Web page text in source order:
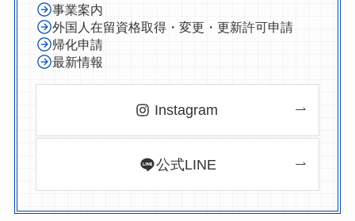
事業案内
外国人在留資格取得・変更・更新許可申請
帰化申請
最新情報
Instagram
公式LINE